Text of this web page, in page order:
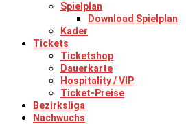
Spielplan
Download Spielplan
Kader
Tickets
Ticketshop
Dauerkarte
Hospitality / VIP
Ticket-Preise
Bezirksliga
Nachwuchs